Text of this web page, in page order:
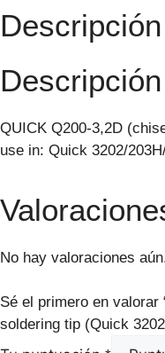
Descripción
Descripción
QUICK Q200-3,2D
use in: Quick 3202/
No hay valoraciones
Sé el primero en valorar
soldering tip (Quick